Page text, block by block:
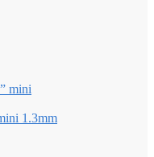
1.3mm